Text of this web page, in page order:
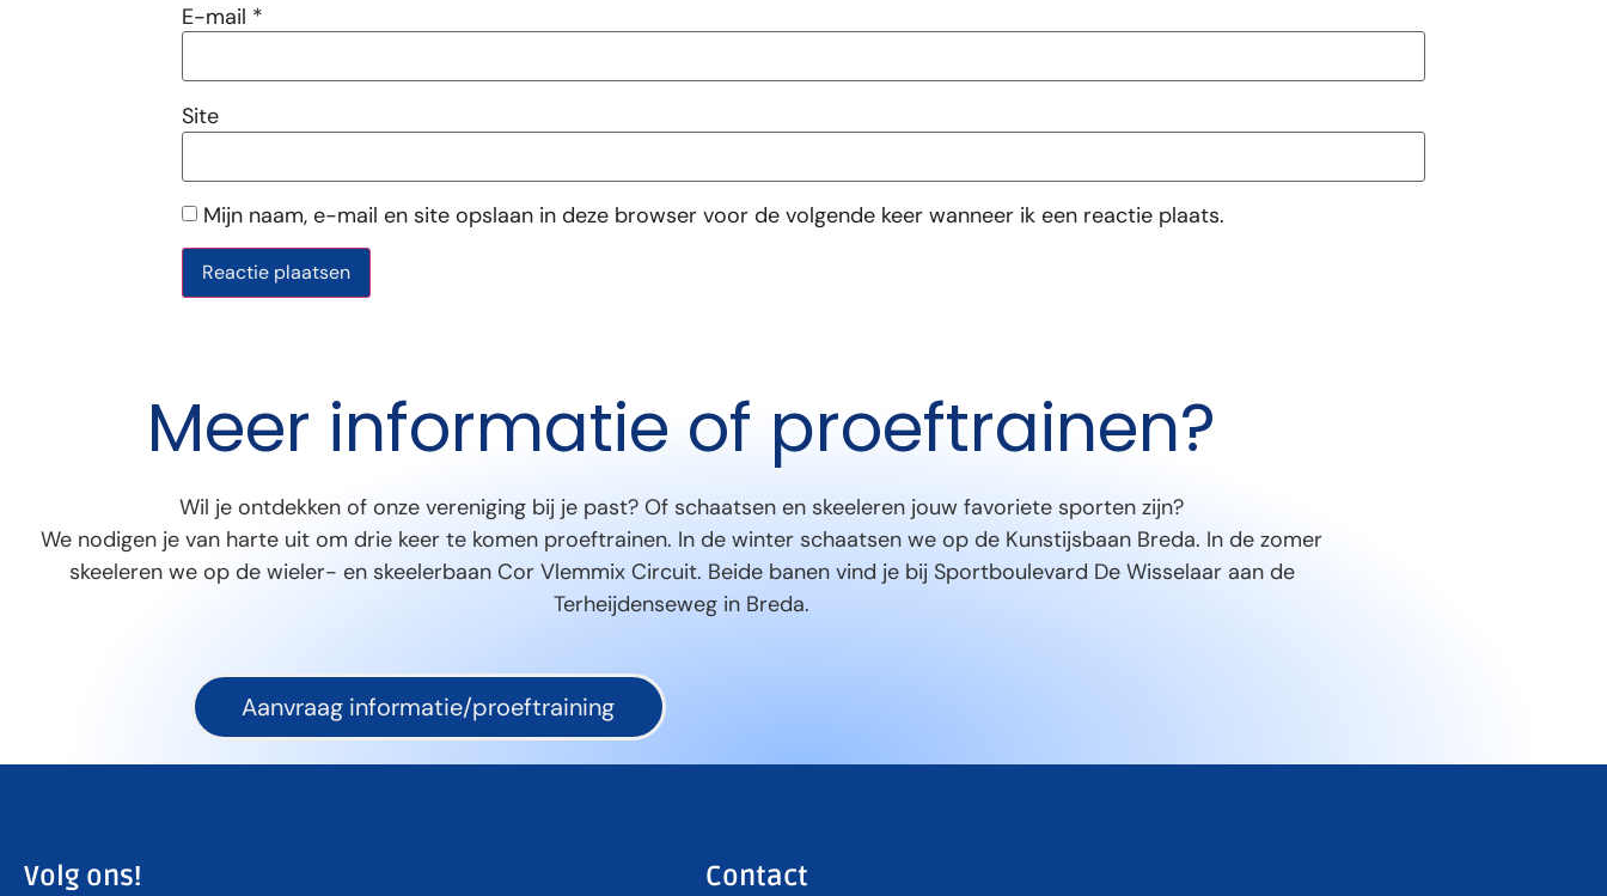
E-mail *
Site
Mijn naam, e-mail en site opslaan in deze browser voor de volgende keer wanneer ik een reactie plaats.
Meer informatie of proeftrainen?
Wil je ontdekken of onze vereniging bij je past? Of schaatsen en skeeleren jouw favoriete sporten zijn?
We nodigen je van harte uit om drie keer te komen proeftrainen. In de winter schaatsen we op de Kunstijsbaan Breda. In de zomer
skeeleren we op de wieler- en skeelerbaan Cor Vlemmix Circuit. Beide banen vind je bij Sportboulevard De Wisselaar aan de
Terheijdenseweg in Breda.
Aanvraag informatie/proeftraining
Volg ons! Contact